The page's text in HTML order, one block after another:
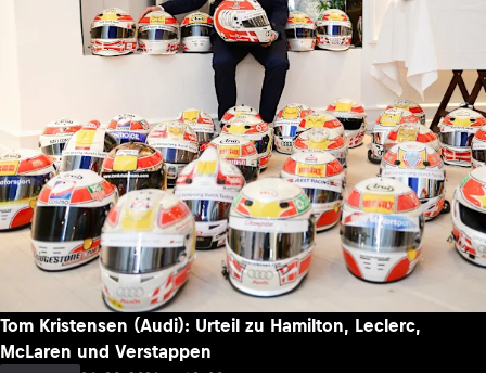
Tom Kristensen (Audi): Urteil zu Hamilton, Leclerc,
McLaren und Verstappen